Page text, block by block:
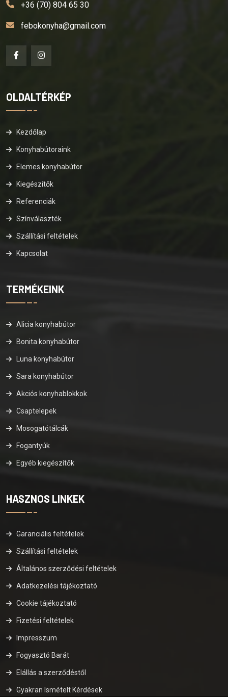
+36 (70) 804 65 30
febokonyha@gmail.com
OLDALTÉRKÉP
Kezdőlap
Konyhabútoraink
Elemes konyhabútor
Kiegészítők
Referenciák
Színválaszték
Szállítási feltételek
Kapcsolat
TERMÉKEINK
Alicia konyhabútor
Bonita konyhabútor
Luna konyhabútor
Sara konyhabútor
Akciós konyhablokkok
Csaptelepek
Mosogatótálcák
Fogantyúk
Egyéb kiegészítők
HASZNOS LINKEK
Garanciális feltételek
Szállítási feltételek
Általános szerződési feltételek
Adatkezelési tájékoztató
Cookie tájékoztató
Fizetési feltételek
Impresszum
Fogyasztó Barát
Elállás a szerződéstől
Gyakran Ismételt Kérdések